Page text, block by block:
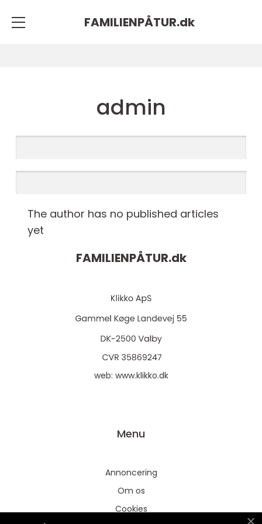
FAMILIENPÅTUR.dk
admin
The author has no published articles
yet
FAMILIENPÅTUR.dk
web: www.klikko.dk
Menu
Annoncering
Om os
Cookies